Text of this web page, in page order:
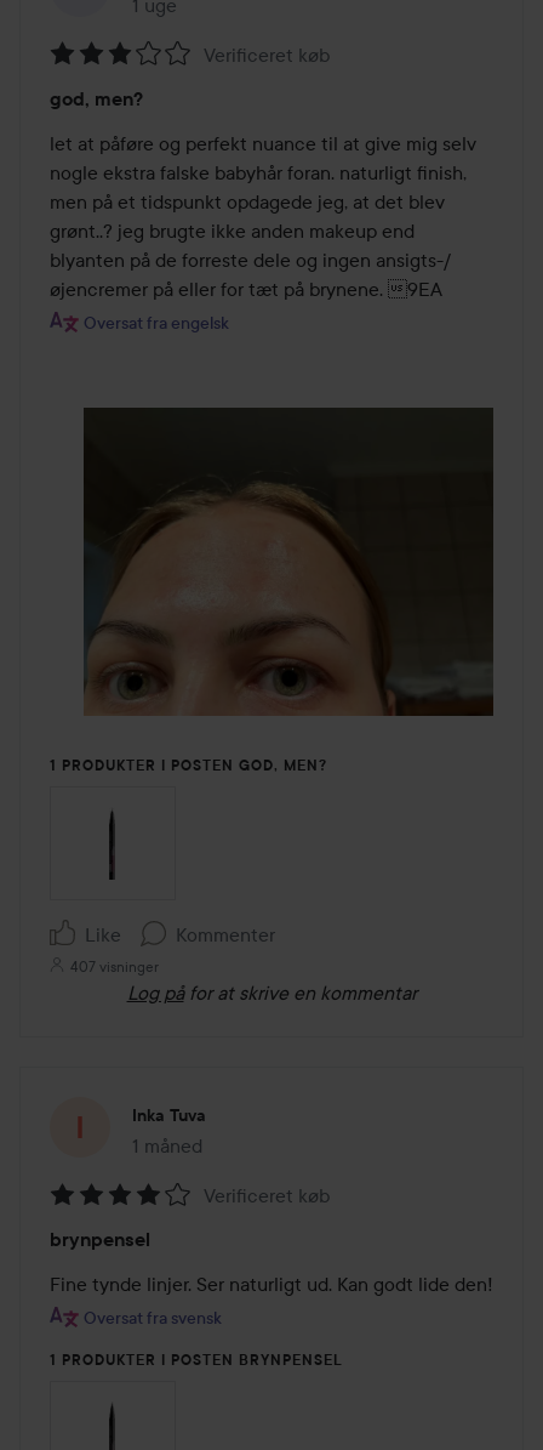
Posten blev oprettet 1 uge
3
ud
af
5
Verificeret køb
god, men?
let at påføre og perfekt nuance til at give mig selv
nogle ekstra falske babyhår foran. naturligt finish,
men på et tidspunkt opdagede jeg, at det blev
grønt..? jeg brugte ikke anden makeup end
blyanten på de forreste dele og ingen ansigts-/
øjencremer på eller for tæt på brynene. 9EA
Oversat fra engelsk
1 PRODUKTER I POSTEN GOD, MEN?
Like Kommenter
407 visninger
Log på for at skrive en kommentar
Inka Tuva
1 måned
Posten blev oprettet 1 måned
4
ud
af
Verificeret køb
brynpensel
Fine tynde linjer. Ser naturligt ud. Kan godt lide den!
Oversat fra svensk
1 PRODUKTER I POSTEN BRYNPENSEL